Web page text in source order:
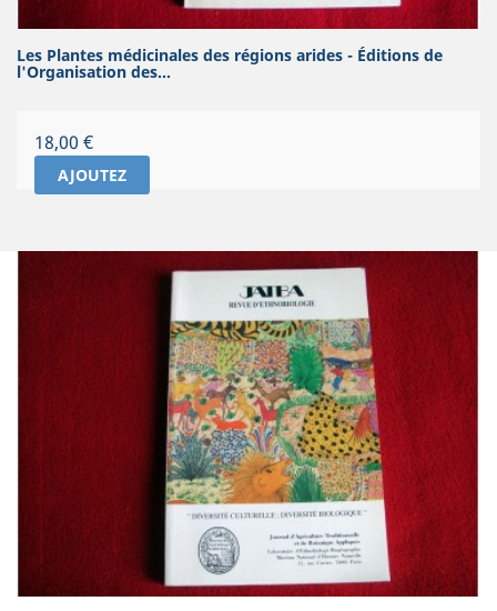
Les Plantes médicinales des régions arides - Éditions de
l'Organisation des...
Prix
18,00 €
AJOUTEZ